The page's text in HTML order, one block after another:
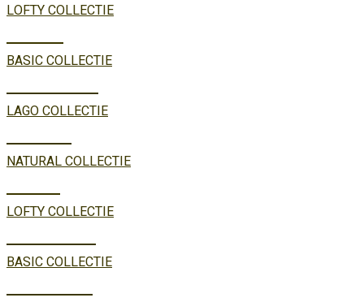
LOFTY COLLECTIE
TREVI
BASIC COLLECTIE
MAGIONE
LAGO COLLECTIE
LUCCA
NATURAL COLLECTIE
NUBE
LOFTY COLLECTIE
TREVI 1.5
BASIC COLLECTIE
NUBE 1.4